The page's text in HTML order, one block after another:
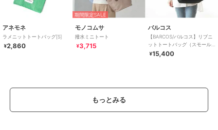
アネモネ
ラメニットトートバッグ[S]
¥2,860
期間限定SALE
モノコムサ
撥水ミニトート
¥3,715
バルコス
【BARCOS/バルコス】リブニ
ットトートバッグ（スモール
サイズ）
¥15,400
もっとみる